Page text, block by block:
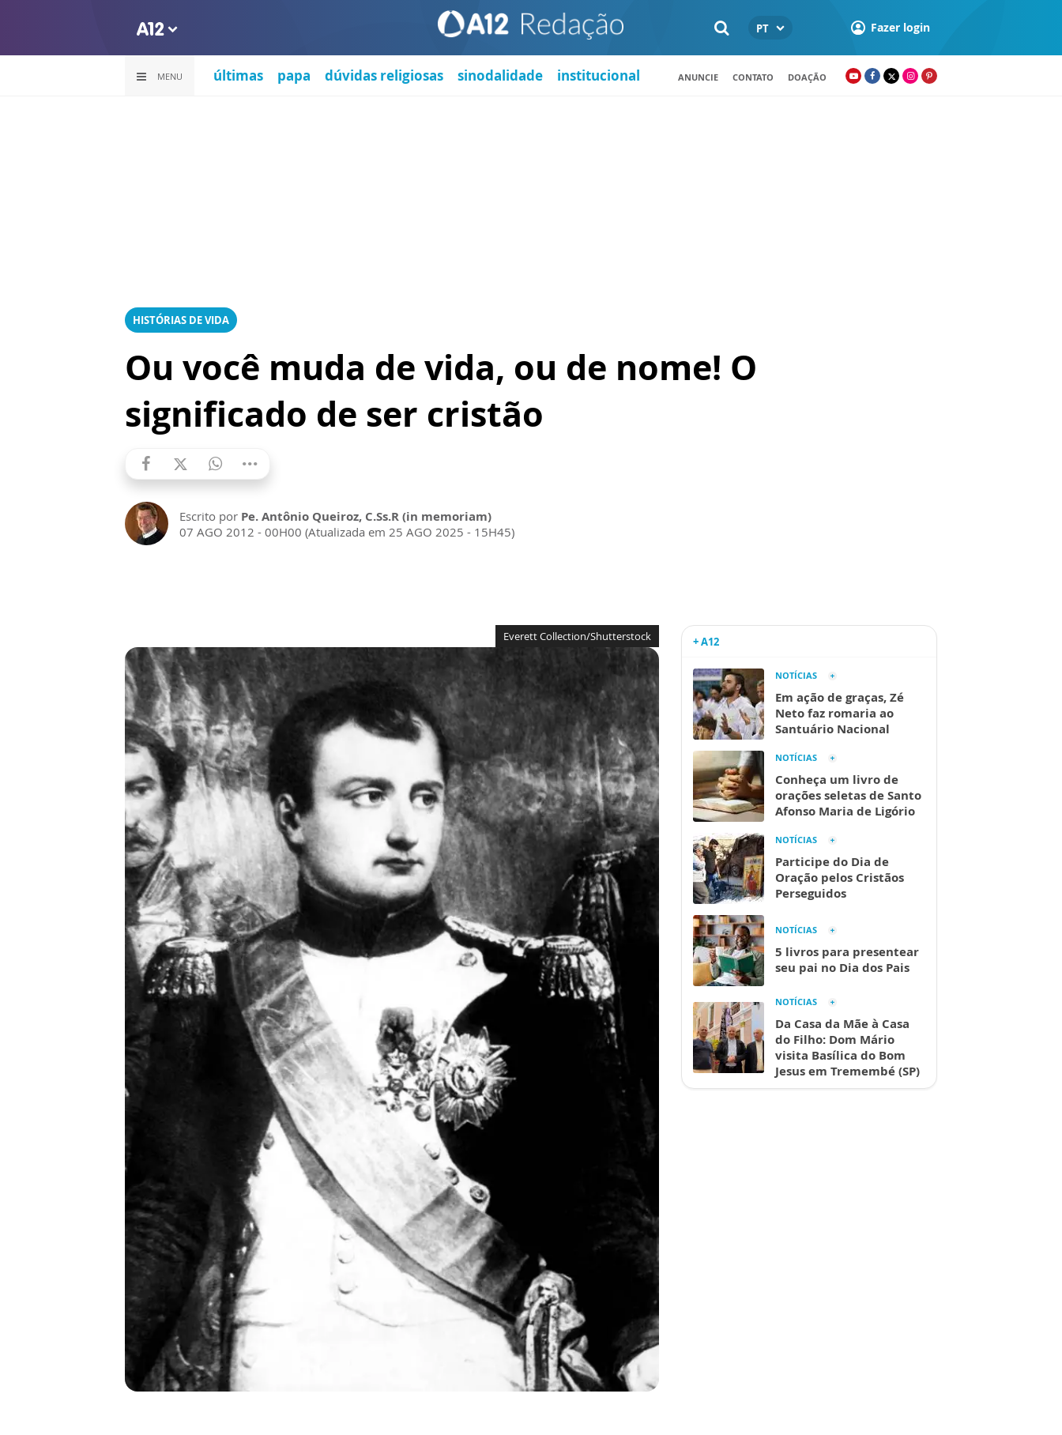
PT Fazer login
MENU últimas papa dúvidas religiosas sinodalidade institucional ANUNCIE CONTATO DOAÇÃO
HISTÓRIAS DE VIDA
Ou você muda de vida, ou de nome! O
significado de ser cristão
Escrito por Pe. Antônio Queiroz, C.Ss.R (in memoriam)
07 AGO 2012 - 00H00 (Atualizada em 25 AGO 2025 - 15H45)
Everett Collection/Shutterstock + A12
NOTÍCIAS
Em ação de graças, Zé
Neto faz romaria ao
Santuário Nacional
NOTÍCIAS
Conheça um livro de
orações seletas de Santo
Afonso Maria de Ligório
NOTÍCIAS
Participe do Dia de
Oração pelos Cristãos
Perseguidos
NOTÍCIAS
5 livros para presentear
seu pai no Dia dos Pais
NOTÍCIAS
Da Casa da Mãe à Casa
do Filho: Dom Mário
visita Basílica do Bom
Jesus em Tremembé (SP)